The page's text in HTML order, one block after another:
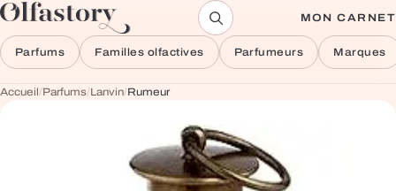
Aller au contenu MON CARNET
Parfums Familles olfactives Parfumeurs Marques
Accueil/Parfums/Lanvin/Rumeur